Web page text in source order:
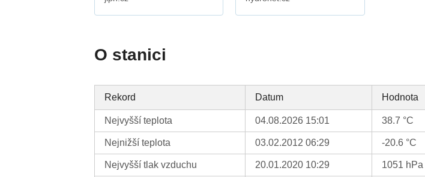
O stanici
Rekord Datum Hodnota
Nejvyšší teplota 04.08.2026 15:01 38.7 °C
Nejnižší teplota 03.02.2012 06:29 -20.6 °C
Nejvyšší tlak vzduchu 20.01.2020 10:29 1051 hPa